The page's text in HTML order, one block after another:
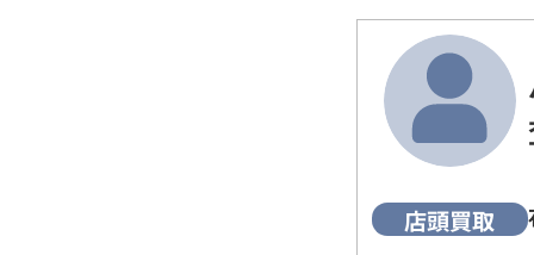
店頭買取